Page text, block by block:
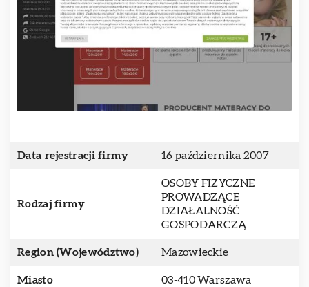
Data rejestracji firmy 16 października 2007
Rodzaj firmy
OSOBY FIZYCZNE
PROWADZĄCE
DZIAŁALNOŚĆ
GOSPODARCZĄ
Region (Województwo) Mazowieckie
Miasto 03-410 Warszawa